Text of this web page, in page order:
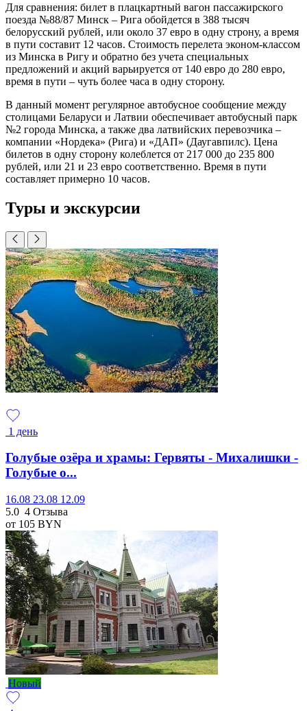
Для сравнения: билет в плацкартный вагон пассажирского
поезда №88/87 Минск – Рига обойдется в 388 тысяч
белорусский рублей, или около 37 евро в одну строну, а время
в пути составит 12 часов. Стоимость перелета эконом-классом
из Минска в Ригу и обратно без учета специальных
предложений и акций варьируется от 140 евро до 280 евро,
время в пути – чуть более часа в одну сторону.
В данный момент регулярное автобусное сообщение между
столицами Беларуси и Латвии обеспечивает автобусный парк
№2 города Минска, а также два латвийских перевозчика –
компании «Нордека» (Рига) и «ДАП» (Даугавпилс). Цена
билетов в одну сторону колеблется от 217 000 до 235 800
рублей, или 21 и 23 евро соответственно. Время в пути
составляет примерно 10 часов.
Туры и экскурсии
1 день
Голубые озёра и храмы: Гервяты - Михалишки -
Голубые о...
16.08 23.08 12.09
5.0 4 Отзыва
от 105 BYN
Новый